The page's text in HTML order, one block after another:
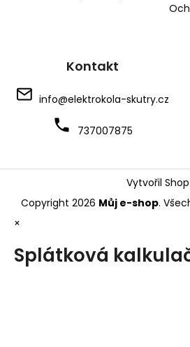
Kontakt
info@elektrokola-skutry.cz
737007875
Vytvořil
Copyright 2026 Můj e-shop.
×
Splátková